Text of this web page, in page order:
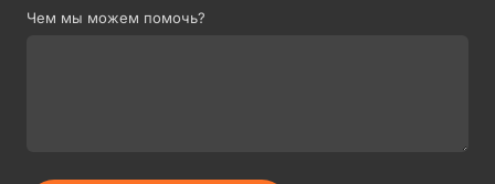
Чем мы можем помочь?